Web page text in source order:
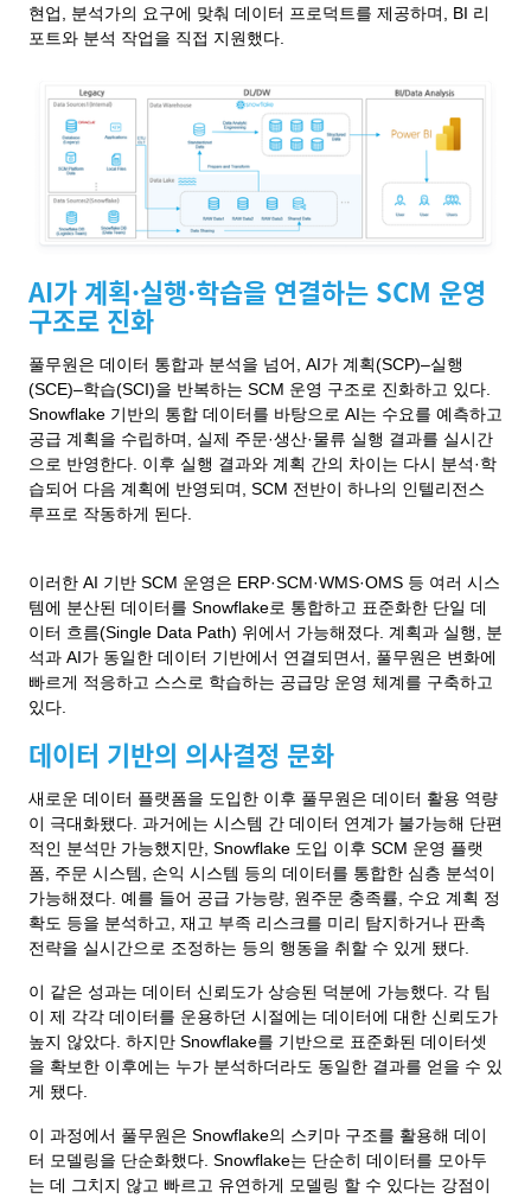
현업, 분석가의 요구에 맞춰 데이터 프로덕트를 제공하며, BI 리
포트와 분석 작업을 직접 지원했다.
AI가 계획·실행·학습을 연결하는 SCM 운영
구조로 진화
풀무원은 데이터 통합과 분석을 넘어, AI가 계획(SCP)–실행
(SCE)–학습(SCI)을 반복하는 SCM 운영 구조로 진화하고 있다.
Snowflake 기반의 통합 데이터를 바탕으로 AI는 수요를 예측하고
공급 계획을 수립하며, 실제 주문·생산·물류 실행 결과를 실시간
으로 반영한다. 이후 실행 결과와 계획 간의 차이는 다시 분석·학
습되어 다음 계획에 반영되며, SCM 전반이 하나의 인텔리전스
루프로 작동하게 된다.
이러한 AI 기반 SCM 운영은 ERP·SCM·WMS·OMS 등 여러 시스
템에 분산된 데이터를 Snowflake로 통합하고 표준화한 단일 데
이터 흐름(Single Data Path) 위에서 가능해졌다. 계획과 실행, 분
석과 AI가 동일한 데이터 기반에서 연결되면서, 풀무원은 변화에
빠르게 적응하고 스스로 학습하는 공급망 운영 체계를 구축하고
있다.
데이터 기반의 의사결정 문화
새로운 데이터 플랫폼을 도입한 이후 풀무원은 데이터 활용 역량
이 극대화됐다. 과거에는 시스템 간 데이터 연계가 불가능해 단편
적인 분석만 가능했지만, Snowflake 도입 이후 SCM 운영 플랫
폼, 주문 시스템, 손익 시스템 등의 데이터를 통합한 심층 분석이
가능해졌다. 예를 들어 공급 가능량, 원주문 충족률, 수요 계획 정
확도 등을 분석하고, 재고 부족 리스크를 미리 탐지하거나 판촉
전략을 실시간으로 조정하는 등의 행동을 취할 수 있게 됐다.
이 같은 성과는 데이터 신뢰도가 상승된 덕분에 가능했다. 각 팀
이 제 각각 데이터를 운용하던 시절에는 데이터에 대한 신뢰도가
높지 않았다. 하지만 Snowflake를 기반으로 표준화된 데이터셋
을 확보한 이후에는 누가 분석하더라도 동일한 결과를 얻을 수 있
게 됐다.
이 과정에서 풀무원은 Snowflake의 스키마 구조를 활용해 데이
터 모델링을 단순화했다. Snowflake는 단순히 데이터를 모아두
는 데 그치지 않고 빠르고 유연하게 모델링 할 수 있다는 강점이